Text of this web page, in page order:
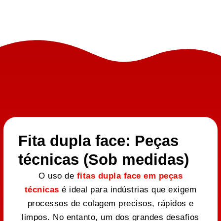
Fita dupla face: Peças
técnicas (Sob medidas)
O uso de fitas dupla face em peças
técnicas é ideal para indústrias que exigem
processos de colagem precisos, rápidos e
limpos. No entanto, um dos grandes desafios